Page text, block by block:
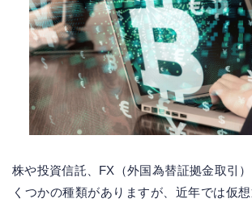
株や投資信託、FX（外国為替証拠金取引
くつかの種類がありますが、近年では仮